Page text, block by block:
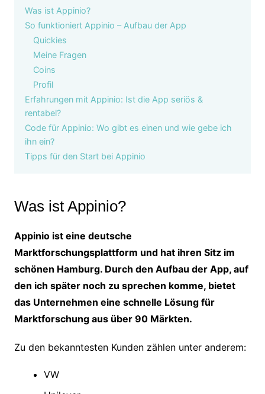
Was ist Appinio?
So funktioniert Appinio – Aufbau der App
Quickies
Meine Fragen
Coins
Profil
Erfahrungen mit Appinio: Ist die App seriös &
rentabel?
Code für Appinio: Wo gibt es einen und wie gebe ich
ihn ein?
Tipps für den Start bei Appinio
Was ist Appinio?
Appinio ist eine deutsche
Marktforschungsplattform und hat ihren Sitz im
schönen Hamburg. Durch den Aufbau der App, auf
den ich später noch zu sprechen komme, bietet
das Unternehmen eine schnelle Lösung für
Marktforschung aus über 90 Märkten.
Zu den bekanntesten Kunden zählen unter anderem:
VW